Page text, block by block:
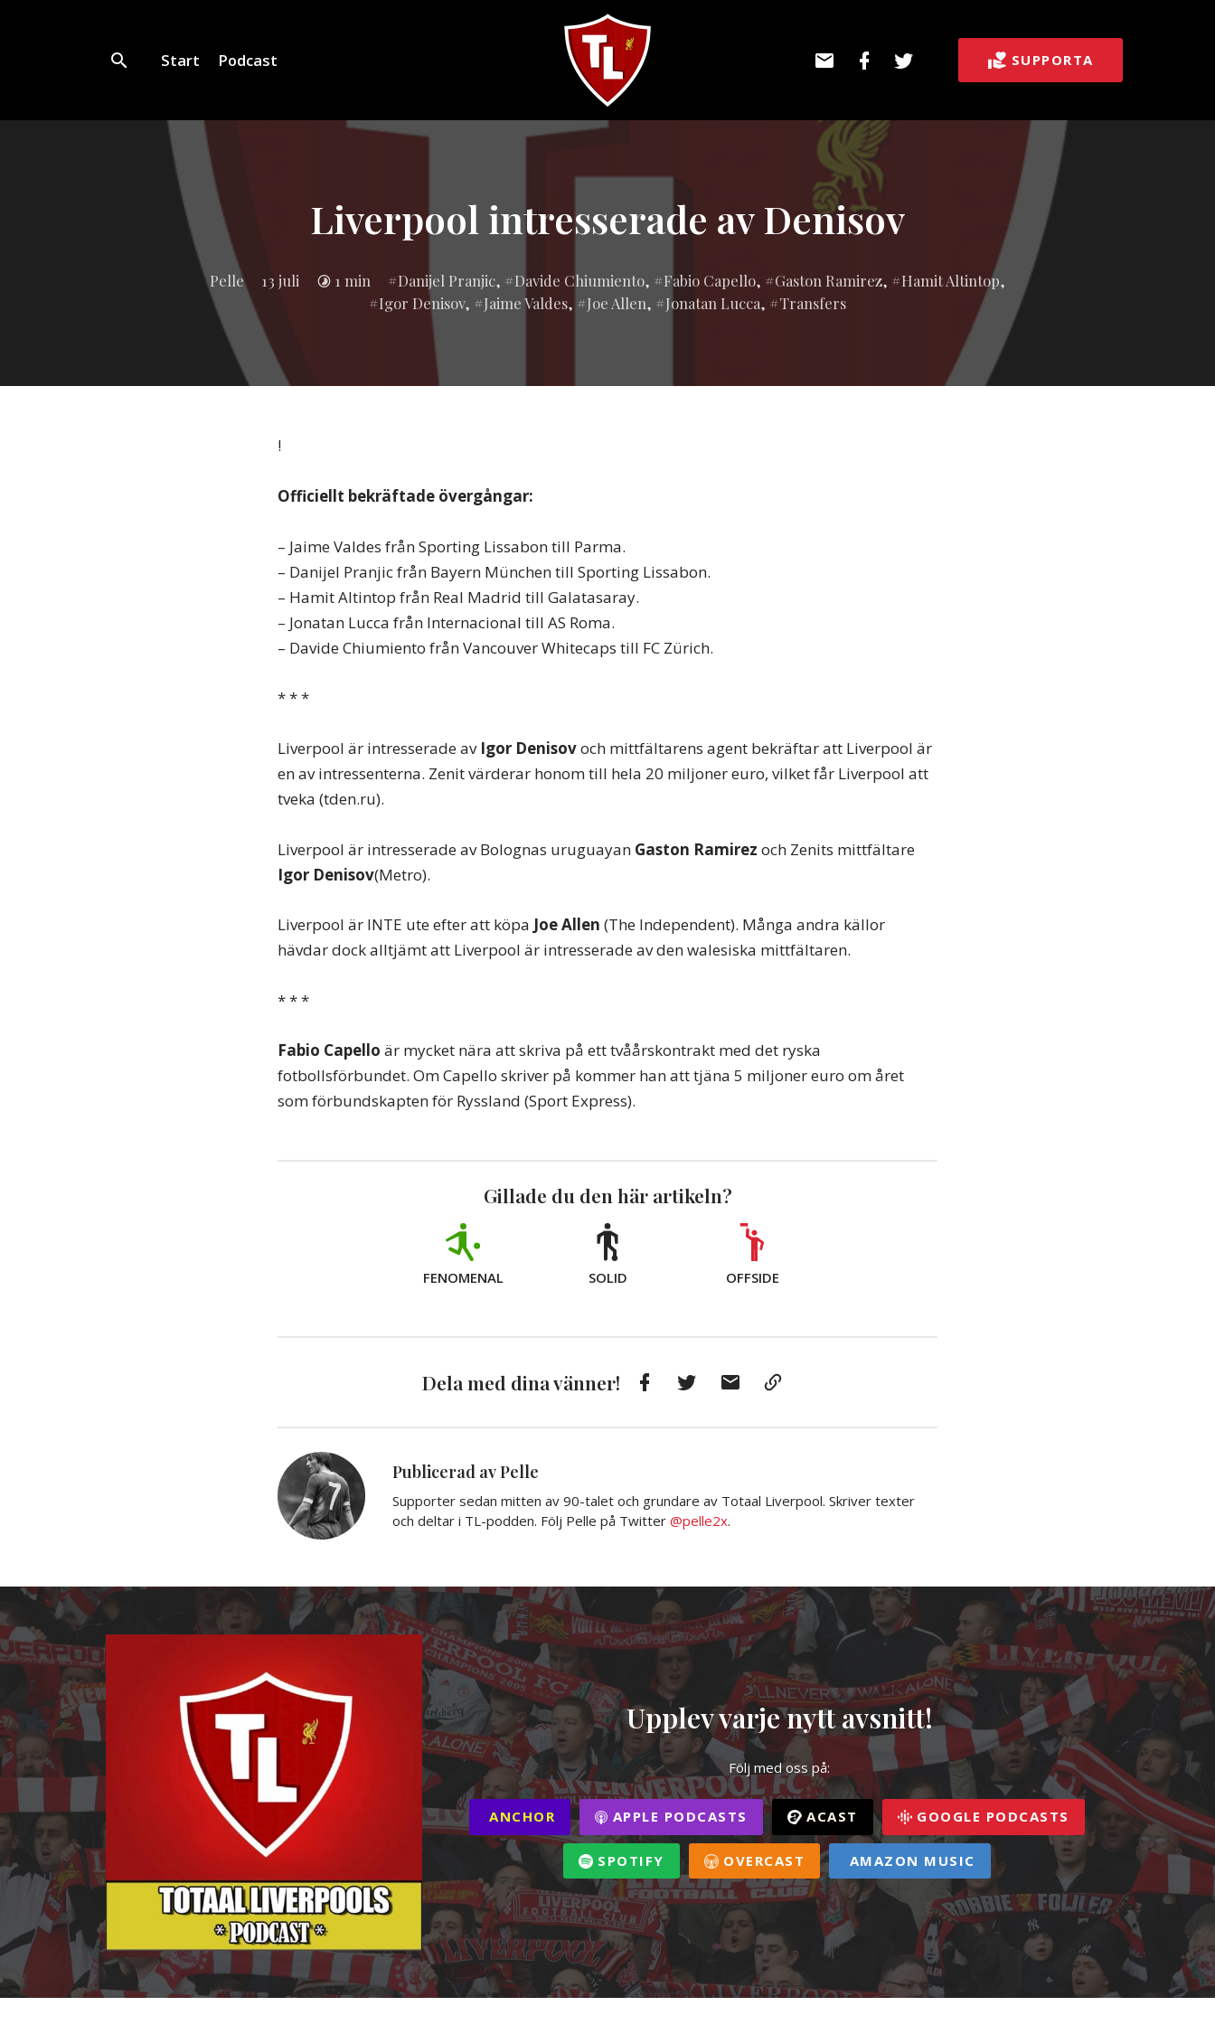
Sveriges
största
Start Podcast post
Facebook SUPPORTA
Liverpool intresserade av Denisov
Pelle 13 juli 1 min
Inlagd
i:
Danijel Pranjic, Davide Chiumiento, Fabio Capello, Gaston Ramirez, Hamit Altintop,
Igor Denisov, Jaime Valdes, Joe Allen, Jonatan Lucca, Transfers
!
Officiellt bekräftade övergångar:
– Jaime Valdes från Sporting Lissabon till Parma.
– Danijel Pranjic från Bayern München till Sporting Lissabon.
– Hamit Altintop från Real Madrid till Galatasaray.
– Jonatan Lucca från Internacional till AS Roma.
– Davide Chiumiento från Vancouver Whitecaps till FC Zürich.
* * *
Liverpool är intresserade av Igor Denisovoch mittfältarens agent bekräftar att Liverpool är
en av intressenterna. Zenit värderar honom till hela 20 miljoner euro, vilket får Liverpool att
tveka (tden.ru).
Liverpool är intresserade av Bolognas uruguayan Gaston Ramirez och Zenits mittfältare
Igor Denisov(Metro).
Liverpool är INTE ute efter att köpa Joe Allen (The Independent). Många andra källor
hävdar dock alltjämt att Liverpool är intresserade av den walesiska mittfältaren.
* * *
Fabio Capello är mycket nära att skriva på ett tvåårskontrakt med det ryska
fotbollsförbundet. Om Capello skriver på kommer han att tjäna 5 miljoner euro om året
som förbundskapten för Ryssland (Sport Express).
Gillade du den här artikeln?
FENOMENAL SOLID OFFSIDE
Dela med dina vänner! FacebookTwitter
post
Publicerad av Pelle
Supporter sedan mitten av 90-talet och grundare av Totaal Liverpool. Skriver texter
och deltar i TL-podden. Följ Pelle på Twitter @pelle2x.
Upplev varje nytt avsnitt!
Följ med oss på:
ANCHOR APPLE PODCASTS ACAST GOOGLE PODCASTS
SPOTIFY OVERCAST AMAZON MUSIC